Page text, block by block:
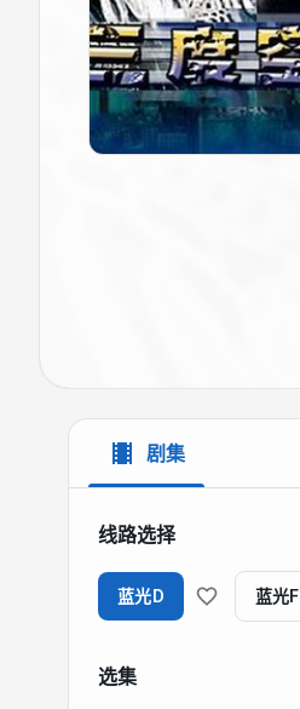
剧集
线路选择
蓝光D 蓝光F
选集